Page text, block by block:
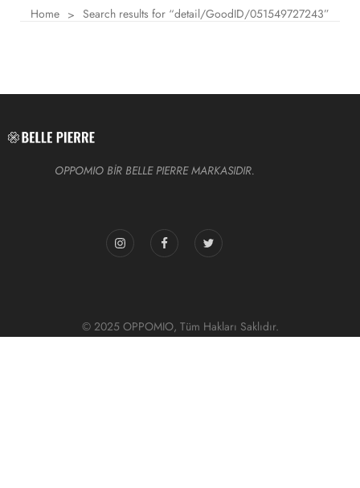
Home > Search results for “detail/GoodID/051549727243”
OPPOMIO BİR BELLE PIERRE MARKASIDIR.
© 2025 OPPOMIO, Tüm Hakları Saklıdır.